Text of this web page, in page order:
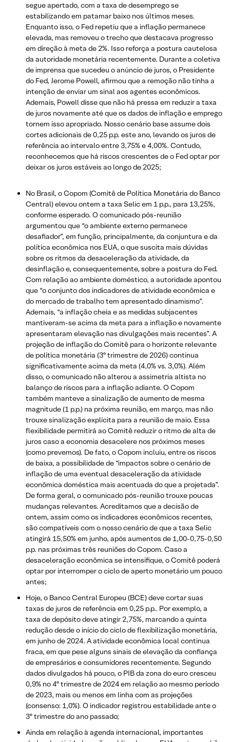
segue apertado, com a taxa de desemprego se
estabilizando em patamar baixo nos últimos meses.
Enquanto isso, o Fed repetiu que a inflação permanece
elevada, mas removeu o trecho que destacava progresso
em direção à meta de 2%. Isso reforça a postura cautelosa
da autoridade monetária recentemente. Durante a coletiva
de imprensa que sucedeu o anúncio de juros, o Presidente
do Fed, Jerome Powell, afirmou que a remoção não tinha a
intenção de enviar um sinal aos agentes econômicos.
Ademais, Powell disse que não há pressa em reduzir a taxa
de juros novamente até que os dados de inflação e emprego
tornem isso apropriado. Nosso cenário base assume dois
cortes adicionais de 0,25 p.p. este ano, levando os juros de
referência ao intervalo entre 3,75% e 4,00%. Contudo,
reconhecemos que há riscos crescentes de o Fed optar por
deixar os juros estáveis ao longo de 2025;
No Brasil, o Copom (Comitê de Política Monetária do Banco
Central) elevou ontem a taxa Selic em 1 p.p., para 13,25%,
conforme esperado. O comunicado pós-reunião
argumentou que “o ambiente externo permanece
desafiador”, em função, principalmente, da conjuntura e da
política econômica nos EUA, o que suscita mais dúvidas
sobre os ritmos da desaceleração da atividade, da
desinflação e, consequentemente, sobre a postura do Fed.
Com relação ao ambiente doméstico, a autoridade apontou
que “o conjunto dos indicadores de atividade econômica e
do mercado de trabalho tem apresentado dinamismo”.
Ademais, “a inflação cheia e as medidas subjacentes
mantiveram-se acima da meta para a inflação e novamente
apresentaram elevação nas divulgações mais recentes”. A
projeção de inflação do Comitê para o horizonte relevante
de política monetária (3º trimestre de 2026) continua
significativamente acima da meta (4,0% vs. 3,0%). Além
disso, o comunicado não alterou a assimetria altista no
balanço de riscos para a inflação adiante. O Copom
também manteve a sinalização de aumento de mesma
magnitude (1 p.p.) na próxima reunião, em março, mas não
trouxe sinalização explícita para a reunião de maio. Essa
flexibilidade permitirá ao Comitê reduzir o ritmo de alta de
juros caso a economia desacelere nos próximos meses
(como prevemos). De fato, o Copom incluiu, entre os riscos
de baixa, a possibilidade de “impactos sobre o cenário de
inflação de uma eventual desaceleração da atividade
econômica doméstica mais acentuada do que a projetada”.
De forma geral, o comunicado pós-reunião trouxe poucas
mudanças relevantes. Acreditamos que a decisão de
ontem, assim como os indicadores econômicos recentes,
são compatíveis com o nosso cenário de que a taxa Selic
atingirá 15,50% em junho, após aumentos de 1,00-0,75-0,50
p.p. nas próximas três reuniões do Copom. Caso a
desaceleração econômica se intensifique, o Comitê poderá
optar por interromper o ciclo de aperto monetário um pouco
antes;
Hoje, o Banco Central Europeu (BCE) deve cortar suas
taxas de juros de referência em 0,25 p.p.. Por exemplo, a
taxa de depósito deve atingir 2,75%, marcando a quinta
redução desde o início do ciclo de flexibilização monetária,
em junho de 2024. A atividade econômica local continua
fraca, em que pese alguns sinais de elevação da confiança
de empresários e consumidores recentemente. Segundo
dados divulgados há pouco, o PIB da zona do euro cresceu
0,9% no 4º trimestre de 2024 em relação ao mesmo período
de 2023, mais ou menos em linha com as projeções
(consenso: 1,0%). O indicador registrou estabilidade ante o
3º trimestre do ano passado;
Ainda em relação à agenda internacional, importantes